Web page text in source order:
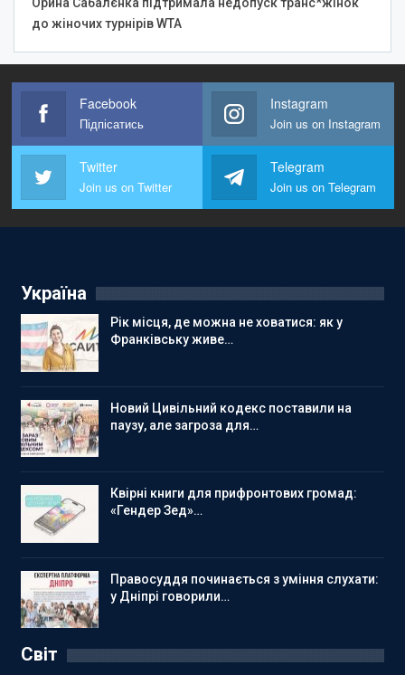
Орина Сабалєнка підтримала недопуск транс*жінок
до жіночих турнірів WTA
Facebook
Підпісатись
Instagram
Join us on Instagram
Twitter
Join us on Twitter
Telegram
Join us on Telegram
Україна
Рік місця, де можна не ховатися: як у
Франківську живе…
Новий Цивільний кодекс поставили на
паузу, але загроза для…
Квірні книги для прифронтових громад:
«Гендер Зед»…
Правосуддя починається з уміння слухати:
у Дніпрі говорили…
Світ